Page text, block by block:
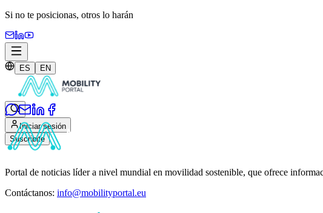
Si no te posicionas, otros lo harán
ES EN
Iniciar sesión
Suscribite
Portal de noticias líder a nivel mundial en movilidad sostenible, que ofrece
Contáctanos: info@mobilityportal.eu